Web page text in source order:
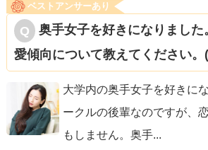
ベストアンサーあり
奥手女子を好きになりまし
愛傾向について教えてください。
大学内の奥手女子を好きに
ークルの後輩なのですが、
もしません。奥手...